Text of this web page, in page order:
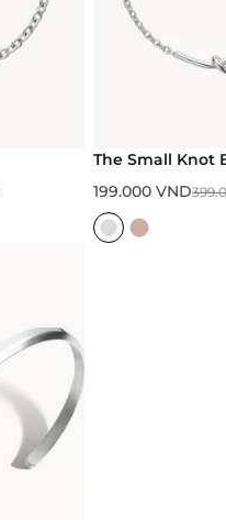
The Small Knot
199.000VND